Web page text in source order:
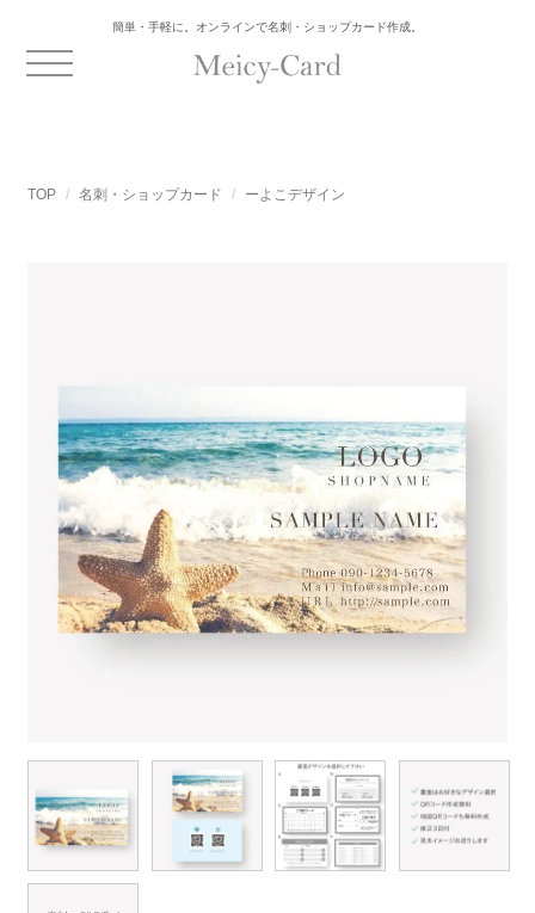
簡単・手軽に。オンラインで名刺・ショップカード作成。
TOP 名刺・ショップカード ーよこデザイン